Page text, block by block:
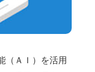
（ＡＩ）を活用